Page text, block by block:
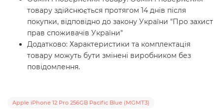
товару здійснюється протягом 14 днів після
покупки, відповідно до закону України "Про захист
прав споживачів України"
Додатково: Характеристики та комплектація
товару можуть бути змінені виробником без
повідомлення.
Apple iPhone 12 Pro 256GB Pacific Blue (MGMT3)